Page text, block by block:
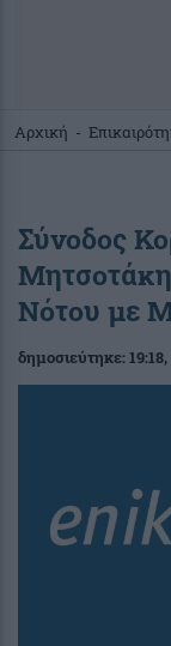
Αρχική -
Σύνοδος
Νότου με
δημοσιεύτηκε:19:18